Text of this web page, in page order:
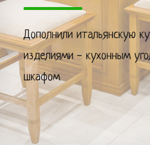
Дополнили итальянскую
изделиями - кухонным
шкафом